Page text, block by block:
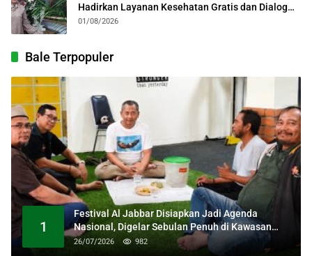
Hadirkan Layanan Kesehatan Gratis dan Dialog
Kebangsaan
01/08/2026
Bale Terpopuler
1
Festival Al Jabbar Disiapkan Jadi Agenda
Nasional, Digelar Sebulan Penuh di Kawasan
Masjid Raya Al Jabbar
26/07/2026 982